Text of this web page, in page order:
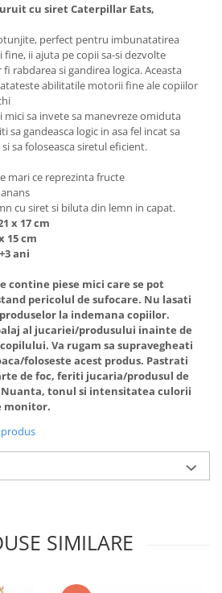
cu siret Caterpillar Eats,
perfect pentru imbunatatirea
ii ajuta pe copii sa-si dezvolte
rabdarea si gandirea logica. Aceasta
abilitatile motorii fine ale copiilor
mici sa invete sa manevreze omiduta
sa gandeasca logic in asa fel incat sa
sa foloseasca siretul eficient.
mari ce reprezinta fructe
cu siret si biluta din lemn in capat.
x 17 cm
15 cm
ani
contine piese mici care se pot
pericolul de sufocare. Nu lasati
la indemana copiilor.
al jucariei/produsului inainte de
Va rugam sa supravegheati
foloseste acest produs. Pastrati
de foc, feriti jucaria/produsul de
tonul si intensitatea culorii
monitor.
SIMILARE